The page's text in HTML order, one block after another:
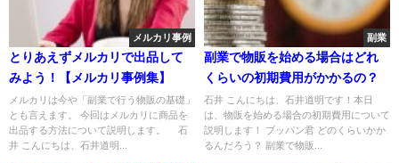
メルカリ事例
とりあえずメルカリで出品して
みよう！【メルカリ事例集】
メルカリは今や「副業で行う物販の基礎」
とも言えます。 今回はメルカリに商品を
出品する方法について説明します。 石
井 こんにちは、石井道明...
副業
副業で物販を始める場合はどれ
くらいの初期費用がかかるの？
石井 こんにちは、石井道明です！本日
は、物販を始める場合の初期費用について
説明します！ ブッパン君 どのくらいかか
るんだろう？ 副業で物販...